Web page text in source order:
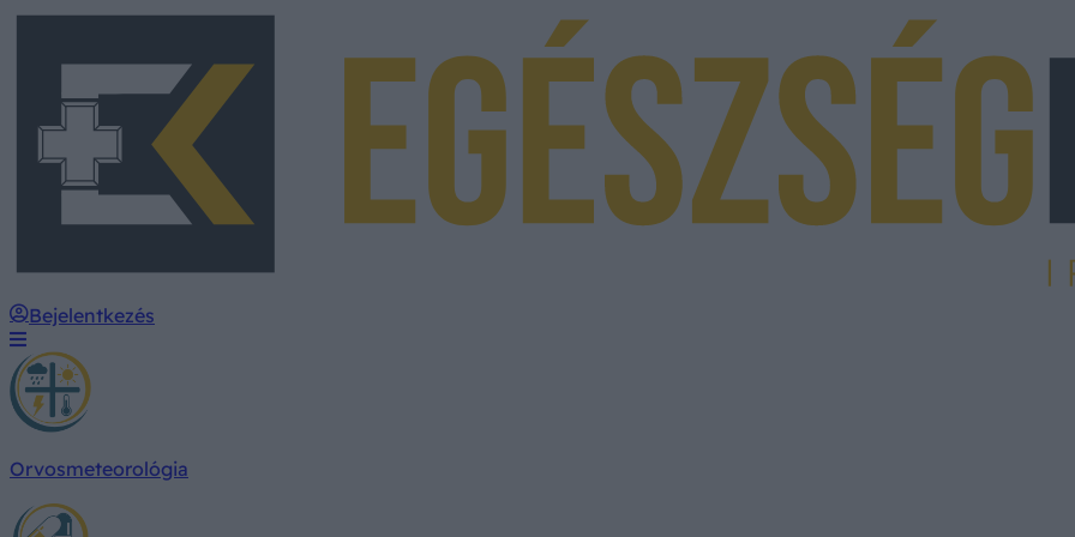
Bejelentkezés
Orvosmeteorológia